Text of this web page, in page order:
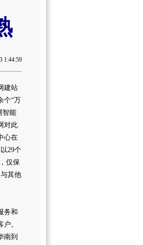
1:44:59
建站
个“万
智能
对此
心在
29个
仅保
其他
务和
。
南到